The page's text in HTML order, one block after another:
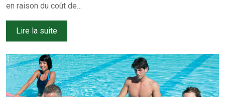
en raison du coût de…
Lire la suite